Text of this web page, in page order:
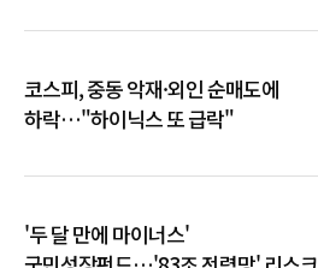
코스피, 중동 악재·외인 순매도에
하락…"하이닉스 또 급락"
'두 달 만에 마이너스'